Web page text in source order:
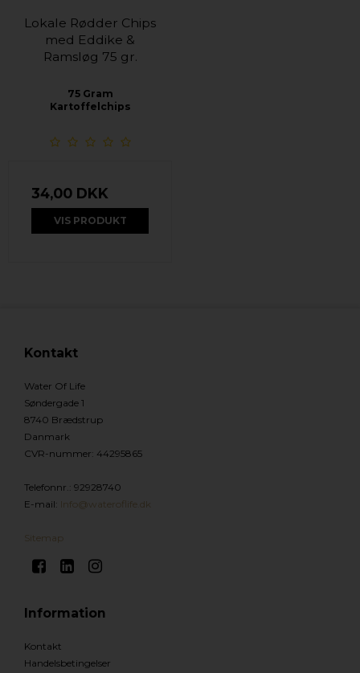
Lokale Rødder Chips
med Eddike &
Ramsløg 75 gr.
75 Gram
Kartoffelchips
34,00 DKK
VIS PRODUKT
Kontakt
Water Of Life
Søndergade 1
8740 Brædstrup
Danmark
CVR-nummer: 44295865
Telefonnr.: 92928740
E-mail: Info@wateroflife.dk
Sitemap
Information
Kontakt
Handelsbetingelser